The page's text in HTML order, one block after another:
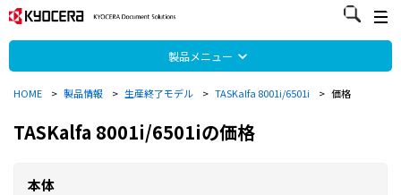
製品メニュー
HOME > 製品情報 > 生産終了モデル > TASKalfa 8001i/6501i > 価格
TASKalfa 8001i/6501iの価格
本体